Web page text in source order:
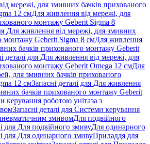
мережі, для змивних бачків прихованого
12 смДля живлення від мережі, для
монтажу Geberit Sigma 8
Для живлення від мережі, для змивних
монтажу Geberit Sigma 8 смДля живлення
бачків прихованого монтажу Geberit
деталі для Для живлення від мережі, для
монтажу Geberit Omega 12 смДля
для змивних бачків прихованого
12 смЗапасні деталі для Для живлення
бачків прихованого монтажу Geberit
керування роботою унітаза з
Запасні деталі для Системи керування
змивомДля подвійного
для Для подвійного змивуДля одинарного
для Для одинарного змивуПриладдя для